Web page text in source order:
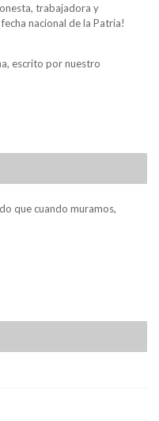
trabajadora y
nacional de la Patria!
escrito por nuestro
que cuando muramos,